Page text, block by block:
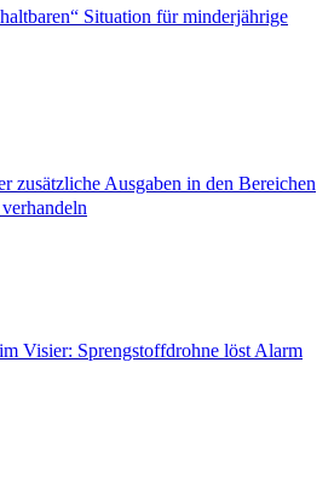
Situation für minderjährige
zusätzliche Ausgaben in den Bereichen
Visier: Sprengstoffdrohne löst Alarm